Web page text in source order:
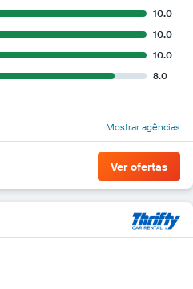
10.0
10.0
10.0
8.0
Mostrar agências
Ver ofertas